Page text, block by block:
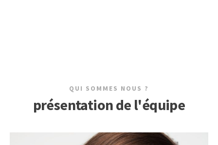
QUI SOMMES NOUS ?
présentation de l'équipe